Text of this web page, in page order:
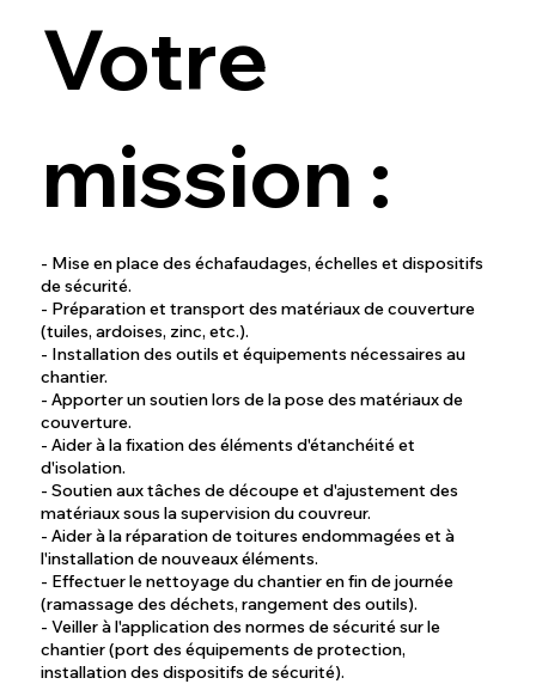
Votre
mission :
- Mise en place des échafaudages, échelles et dispositifs
de sécurité.
- Préparation et transport des matériaux de couverture
(tuiles, ardoises, zinc, etc.).
- Installation des outils et équipements nécessaires au
chantier.
- Apporter un soutien lors de la pose des matériaux de
couverture.
- Aider à la fixation des éléments d'étanchéité et
d'isolation.
- Soutien aux tâches de découpe et d'ajustement des
matériaux sous la supervision du couvreur.
- Aider à la réparation de toitures endommagées et à
l'installation de nouveaux éléments.
- Effectuer le nettoyage du chantier en fin de journée
(ramassage des déchets, rangement des outils).
- Veiller à l'application des normes de sécurité sur le
chantier (port des équipements de protection,
installation des dispositifs de sécurité).